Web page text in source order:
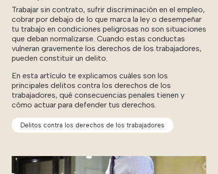
Trabajar sin contrato, sufrir discriminación en el empleo,
cobrar por debajo de lo que marca la ley o desempeñar
tu trabajo en condiciones peligrosas no son situaciones
que deban normalizarse. Cuando estas conductas
vulneran gravemente los derechos de los trabajadores,
pueden constituir un delito.
En esta artículo te explicamos cuáles son los
principales delitos contra los derechos de los
trabajadores, qué consecuencias penales tienen y
cómo actuar para defender tus derechos.
Delitos contra los derechos de los trabajadores